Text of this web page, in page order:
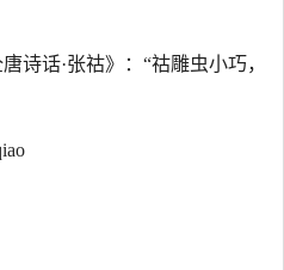
诗话·张祜》：“祜雕虫小巧，